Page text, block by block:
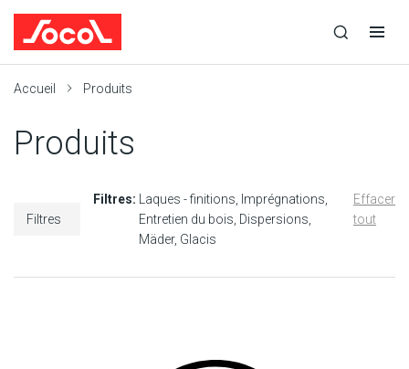
recherche
recherche
navigation
Accueil Produits
Produits
Filtres
Filtres: Laques - finitions
Imprégnations
Entretien du bois Dispersions
Mäder Glacis
Effacer
tout